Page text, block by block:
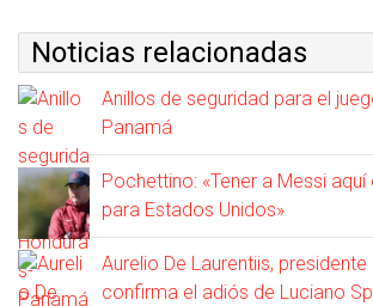
Noticias relacionadas
Anillos de seguridad para el
Panamá
Pochettino: «Tener a Messi aquí
para Estados Unidos»
Aurelio De Laurentiis,
confirma el adiós de Luciano